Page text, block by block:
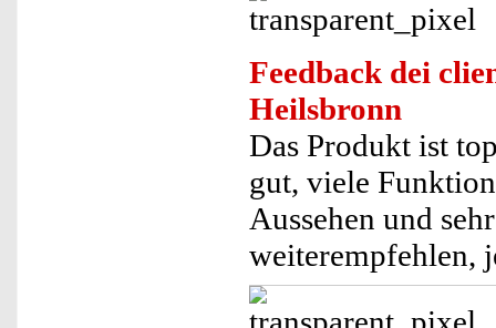
Feedback dei
Heilsbronn
Das Produkt ist
gut, viele
Aussehen und
weiterempfehlen,